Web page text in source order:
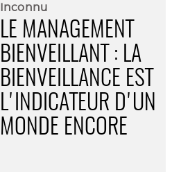
Inconnu
LE MANAGEMENT
BIENVEILLANT : LA
BIENVEILLANCE EST
L'INDICATEUR D'UN
MONDE ENCORE